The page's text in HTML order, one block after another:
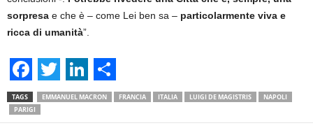
sorpresa e che è – come Lei ben sa – particolarmente viva e
ricca di umanità”.
F
a
T
w
L
S
TAGS EMMANUEL MACRON FRANCIA ITALIA LUIGI DE MAGISTRIS
NAPOLI
PARIGI